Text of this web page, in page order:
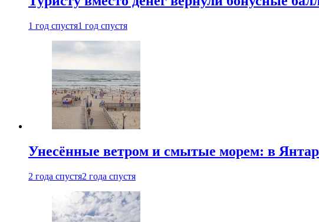
1 год спустя1 год спустя
Унесённые ветром и смытые морем: в
2 года спустя2 года спустя